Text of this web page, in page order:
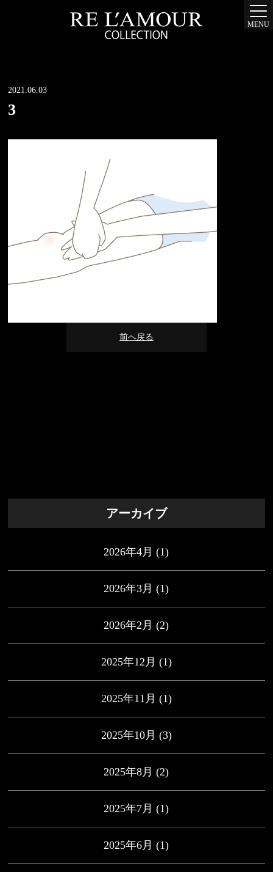
MENU
2021.06.03
3
前へ戻る
アーカイブ
2026年4月 (1)
2026年3月 (1)
2026年2月 (2)
2025年12月 (1)
2025年11月 (1)
2025年10月 (3)
2025年8月 (2)
2025年7月 (1)
2025年6月 (1)